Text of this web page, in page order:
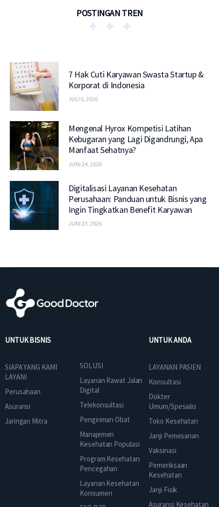
POSTINGAN TREN
7 Hak Cuti Karyawan Swasta Startup &
Korporat di Indonesia
JULI 6, 2026
Mengenal Hyrox Kompetisi Latihan
Kebugaran yang Lagi Digandrungi, Apa
Manfaat Sehatnya?
JUNI 24, 2026
Digitalisasi Layanan Kesehatan
Perusahaan: Panduan untuk Bisnis yang
Ingin Tingkatkan Benefit Karyawan
JUNI 23, 2026
UNTUK BISNIS
SIAPA YANG KAMI
LAYANI
Perusahaan
Asuransi
Jaringan Mitra
SOLUSI
Layanan Rawat Jalan
Digital
Telekonsultasi
Pengiriman Obat
Manajemen
Kesehatan Populasi
Program Kesehatan
Pencegahan
Layanan Kesehatan
Konsumen
UNTUK ANDA
LAYANAN PASIEN
Konsultasi
Dokter
Umum/Spesialis
Toko Kesehatan
Janji Pemesanan
Vaksinasi
Pemeriksaan
Kesehatan
Janji Fisik
Asuransi Kesehatan